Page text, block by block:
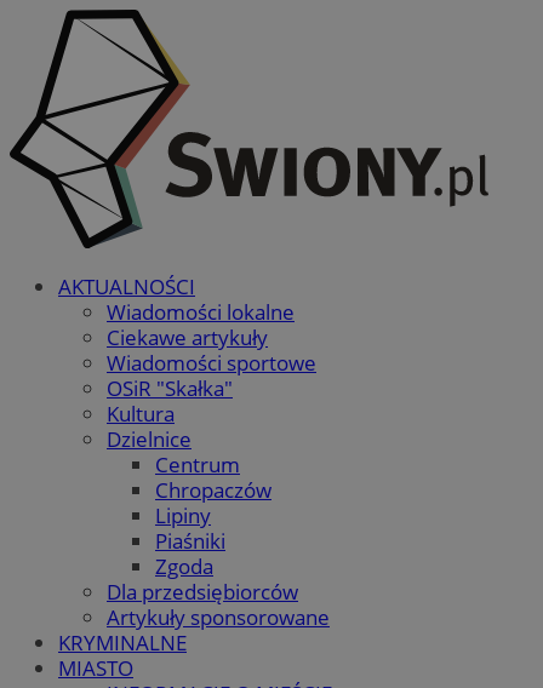
AKTUALNOŚCI
Wiadomości lokalne
Ciekawe artykuły
Wiadomości sportowe
OSiR "Skałka"
Kultura
Dzielnice
Centrum
Chropaczów
Lipiny
Piaśniki
Zgoda
Dla przedsiębiorców
Artykuły sponsorowane
KRYMINALNE
MIASTO